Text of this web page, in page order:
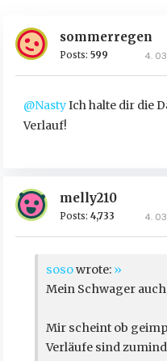
sommerregen
Posts: 599 4.
@NastyIch halte dir die
Verlauf!
melly210
Posts: 4,733 4.
sosowrote: »
Mein Schwager
Mir scheint ob
Verläufe sind